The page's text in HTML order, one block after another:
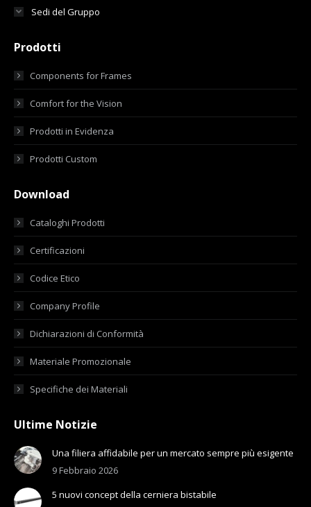
Sedi del Gruppo
Prodotti
Components for Frames
Comfort for the Vision
Prodotti in Evidenza
Prodotti Custom
Download
Cataloghi Prodotti
Certificazioni
Codice Etico
Company Profile
Dichiarazioni di Conformità
Materiale Promozionale
Specifiche dei Materiali
Ultime Notizie
Una filiera affidabile per un mercato sempre più esigente
9 Febbraio 2026
5 nuovi concept della cerniera bistabile